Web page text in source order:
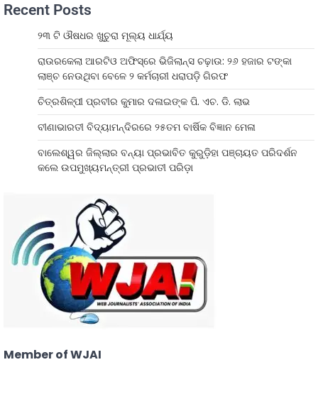
Recent Posts
୨୩ ଟି ଔଷଧର ଖୁଚୁରା ମୂଲ୍ୟ ଧାର୍ଯ୍ୟ
ରାଉରକେଲା ଆରଟିଓ ଅଫିସ୍‌ରେ ଭିଜିଲାନ୍ସ ଚଢ଼ାଉ: ୨୬ ହଜାର ଟଙ୍କା
ଲାଞ୍ଚ ନେଉଥିବା ବେଳେ ୨ କର୍ମଚାରୀ ଧରାପଡ଼ି ଗିରଫ
ଚିତ୍ରଶିଳ୍ପୀ ପ୍ରବୀର କୁମାର ଦଳାଇଙ୍କ ପି. ଏଚ. ଡି. ଲାଭ
ବୀଣାଭାରତୀ ବିଦ୍ୟାମନ୍ଦିରରେ ୨୫ତମ ବାର୍ଷିକ ବିଜ୍ଞାନ ମେଳା
ବାଲେଶ୍ୱର ଜିଲ୍ଲାର ବନ୍ୟା ପ୍ରଭାବିତ କୁରୁଡ଼ିହା ପଞ୍ଚାୟତ ପରିଦର୍ଶନ
କଲେ ଉପମୁଖ୍ୟମନ୍ତ୍ରୀ ପ୍ରଭାତୀ ପରିଡ଼ା
Member of WJAI